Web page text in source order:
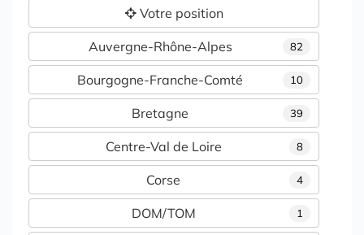
Votre position
82
Auvergne-Rhône-Alpes
10
Bourgogne-Franche-Comté
39
Bretagne
8
Centre-Val de Loire
4
Corse
1
DOM/TOM